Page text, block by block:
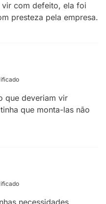
vir com defeito, ela foi
presteza pela empresa.
que deveriam vir
que monta-las não
necessidades